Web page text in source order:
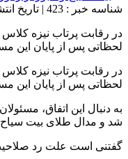
شناسه خبر : 423 | تاریخ انتشار : 17 شهریور 1403 - 23:04 | ارسال توسط :
لحظاتی پس از پایان این
لحظاتی پس از پایان این
به دنبال این اتفاق،
شد و مدال طلای بیت سیاح
گفتنی است علت رد